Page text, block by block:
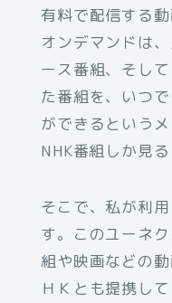
有料で配信する
オンデマンドは
ース番組、そし
た番組を、いつ
ができるという
NHK番組しか見
そこで、私が利
す。このユーネ
組や映画などの
ＨＫとも提携し